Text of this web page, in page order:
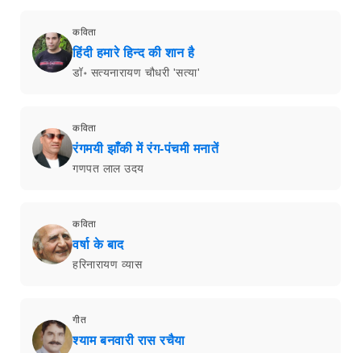
कविता
हिंदी हमारे हिन्द की शान है
डॉ॰ सत्यनारायण चौधरी 'सत्या'
कविता
रंगमयी झाँकी में रंग-पंचमी मनातें
गणपत लाल उदय
कविता
वर्षा के बाद
हरिनारायण व्यास
गीत
श्याम बनवारी रास रचैया